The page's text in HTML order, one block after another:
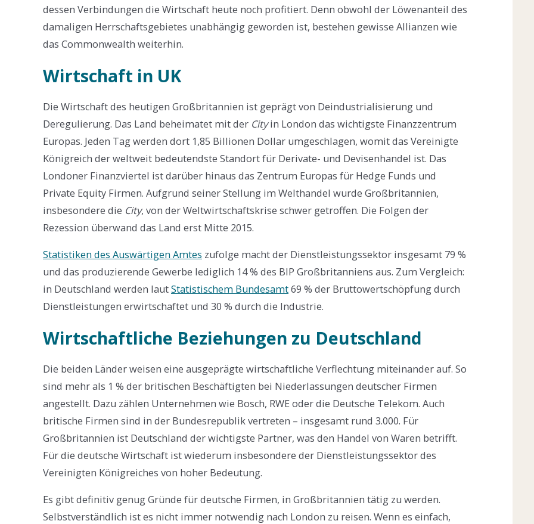
dessen Verbindungen die Wirtschaft heute noch profitiert. Denn obwohl der Löwenanteil des
damaligen Herrschaftsgebietes unabhängig geworden ist, bestehen gewisse Allianzen wie
das Commonwealth weiterhin.
Wirtschaft in UK
Die Wirtschaft des heutigen Großbritannien ist geprägt von Deindustrialisierung und
Deregulierung. Das Land beheimatet mit der Cityin London das wichtigste Finanzzentrum
Europas. Jeden Tag werden dort 1,85 Billionen Dollar umgeschlagen, womit das Vereinigte
Königreich der weltweit bedeutendste Standort für Derivate- und Devisenhandel ist. Das
Londoner Finanzviertel ist darüber hinaus das Zentrum Europas für Hedge Funds und
Private Equity Firmen. Aufgrund seiner Stellung im Welthandel wurde Großbritannien,
insbesondere die City, von der Weltwirtschaftskrise schwer getroffen. Die Folgen der
Rezession überwand das Land erst Mitte 2015.
Statistiken des Auswärtigen Amtes zufolge macht der Dienstleistungssektor insgesamt 79 %
und das produzierende Gewerbe lediglich 14 % des BIP Großbritanniens aus. Zum Vergleich:
in Deutschland werden lautStatistischem Bundesamt69 % der Bruttowertschöpfung durch
Dienstleistungen erwirtschaftet und 30 % durch die Industrie.
Wirtschaftliche Beziehungen zu Deutschland
Die beiden Länder weisen eine ausgeprägte wirtschaftliche Verflechtung miteinander auf. So
sind mehr als 1 % der britischen Beschäftigten bei Niederlassungen deutscher Firmen
angestellt. Dazu zählen Unternehmen wie Bosch, RWE oder die Deutsche Telekom. Auch
britische Firmen sind in der Bundesrepublik vertreten – insgesamt rund 3.000. Für
Großbritannien ist Deutschland der wichtigste Partner, was den Handel von Waren betrifft.
Für die deutsche Wirtschaft ist wiederum insbesondere der Dienstleistungssektor des
Vereinigten Königreiches von hoher Bedeutung.
Es gibt definitiv genug Gründe für deutsche Firmen, in Großbritannien tätig zu werden.
Selbstverständlich ist es nicht immer notwendig nach London zu reisen. Wenn es einfach,